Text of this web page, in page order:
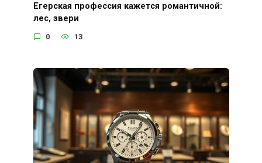
Егерская профессия кажется романтичной:
лес, звери
0 13